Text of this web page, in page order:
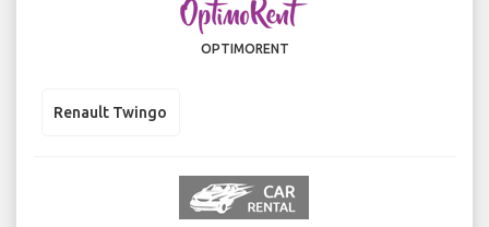
OPTIMORENT
Renault Twingo